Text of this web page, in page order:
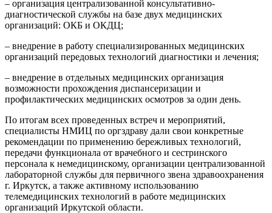
– организация централизованной консультативно-
диагностической службы на базе двух медицинских
организаций: ОКБ и ОКДЦ;
– внедрение в работу специализированных медицинских
организаций передовых технологий диагностики и лечения;
– внедрение в отдельных медицинских организация
возможности прохождения диспансеризации и
профилактических медицинских осмотров за один день.
По итогам всех проведенных встреч и мероприятий,
специалисты НМИЦ по оргздраву дали свои конкретные
рекомендации по применению бережливых технологий,
передачи функционала от врачебного и сестринского
персонала к немедицинскому, организации централизованной
лабораторной службы для первичного звена здравоохранения
г. Иркутск, а также активному использованию
телемедицинских технологий в работе медицинских
организаций Иркутской области.